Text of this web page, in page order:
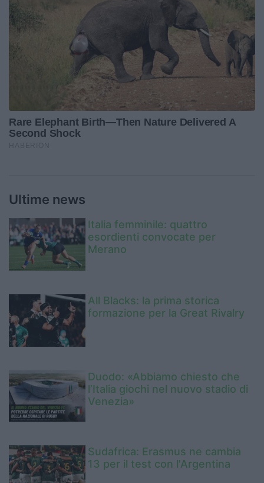
Ultime news
Italia femminile: quattro
esordienti convocate per
Merano
All Blacks: la prima storica
formazione per la Great Rivalry
Duodo: «Abbiamo chiesto che
l’Italia giochi nel nuovo stadio di
Venezia»
Sudafrica: Erasmus ne cambia
13 per il test con l'Argentina